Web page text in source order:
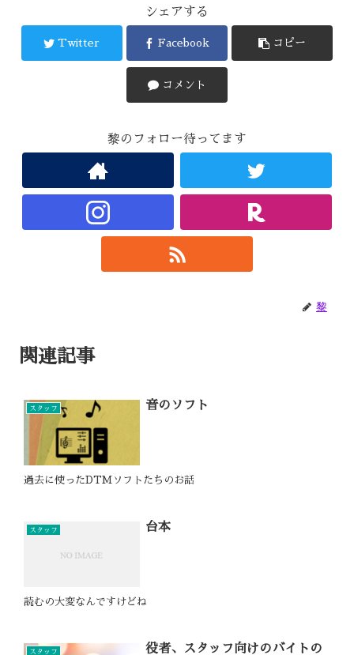
シェアする
Twitter Facebook コピー
コメント
黎のフォロー待ってます
黎
関連記事
スタッフ 音のソフト
過去に使ったDTMソフトたちのお話
スタッフ 台本
読むの大変なんですけどね
スタッフ 役者、スタッフ向けのバイトの